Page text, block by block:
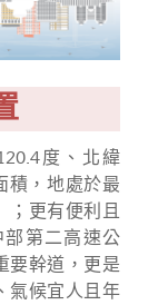
度、北緯
積，地處於最
；更有便利且
第二高速公
要幹道，更是
氣候宜人且年